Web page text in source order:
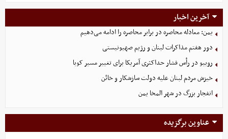
آخرین اخبار
یمن: معادله محاصره در برابر محاصره را ادامه می‌دهیم
دور هفتم مذاکرات لبنان و رژیم صهیونیستی
روبیو در رأس فشار حداکثری آمریکا برای تغییر مسیر کوبا
خیزش مردم لبنان علیه دولت سازشکار و خائن
انفجار بزرگ در شهر المخا یمن
عناوین برگزیده